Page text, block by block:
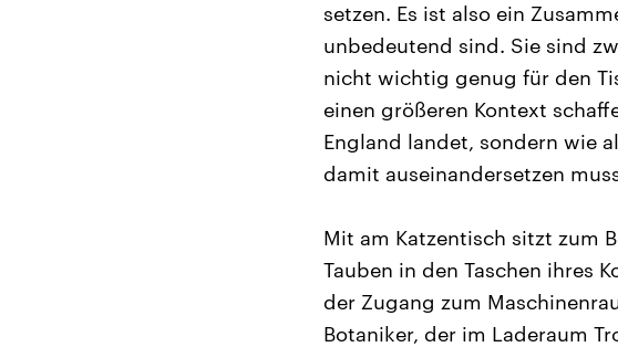
setzen. Es ist also ein
unbedeutend sind. Sie sind
nicht wichtig genug für den
einen größeren Kontext
England landet, sondern wie
damit auseinandersetzen
Mit am Katzentisch sitzt zum
Tauben in den Taschen ihres
der Zugang zum
Botaniker, der im Laderaum